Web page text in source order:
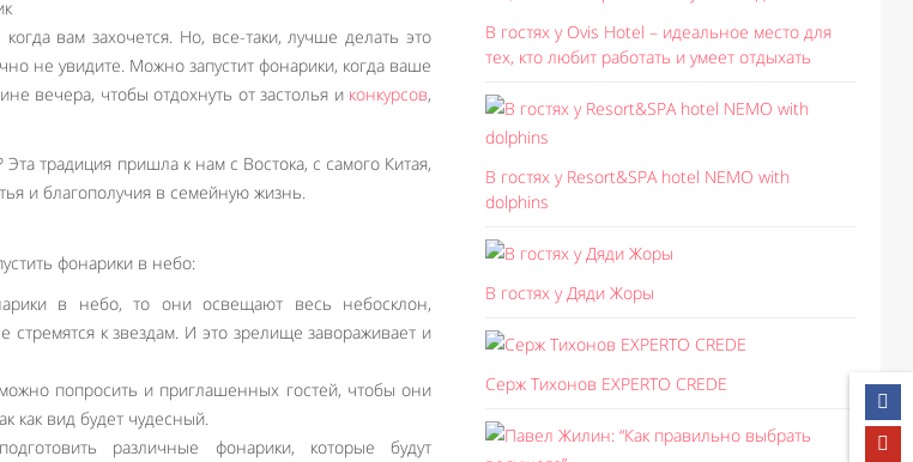
вам захочется. Но, все-таки, лучше делать это
не увидите. Можно запустит фонарики, когда ваше
вечера, чтобы отдохнуть от застолья и конкурсов,
традиция пришла к нам с Востока, с самого Китая,
и благополучия в семейную жизнь.
фонарики в небо:
в небо, то они освещают весь небосклон,
стремятся к звездам. И это зрелище завораживает и
попросить и приглашенных гостей, чтобы они
как вид будет чудесный.
различные фонарики, которые будут
В гостях у Ovis Hotel – идеальное место для
тех, кто любит работать и умеет отдыхать
В гостях у Resort&SPA hotel NEMO with
dolphins
В гостях у Дяди Жоры
Серж Тихонов EXPERTO CREDE